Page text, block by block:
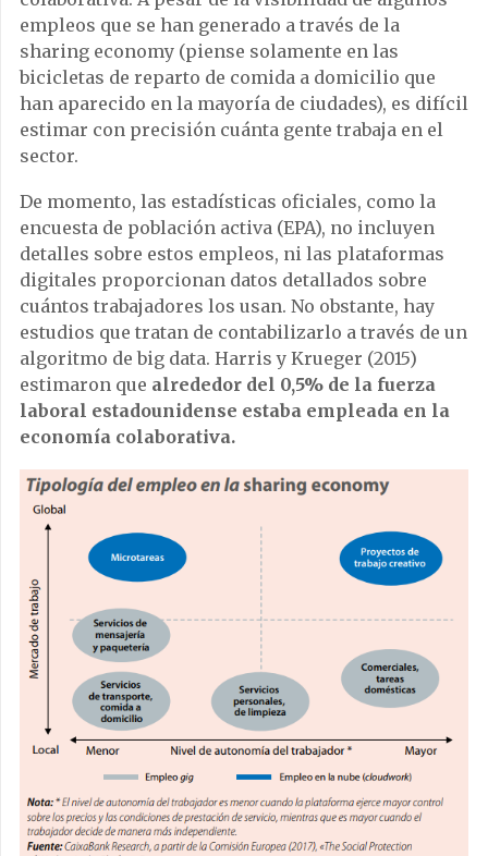
empleos que se han generado a través de la
sharing economy (piense solamente en las
bicicletas de reparto de comida a domicilio que
han aparecido en la mayoría de ciudades), es difícil
estimar con precisión cuánta gente trabaja en el
sector.
De momento, las estadísticas oficiales, como la
encuesta de población activa (EPA), no incluyen
detalles sobre estos empleos, ni las plataformas
digitales proporcionan datos detallados sobre
cuántos trabajadores los usan. No obstante, hay
estudios que tratan de contabilizarlo a través de un
algoritmo de big data. Harris y Krueger (2015)
estimaron que alrededor del 0,5% de la fuerza
laboral estadounidense estaba empleada en la
economía colaborativa.